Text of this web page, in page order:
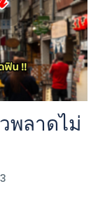
พลาดไม่